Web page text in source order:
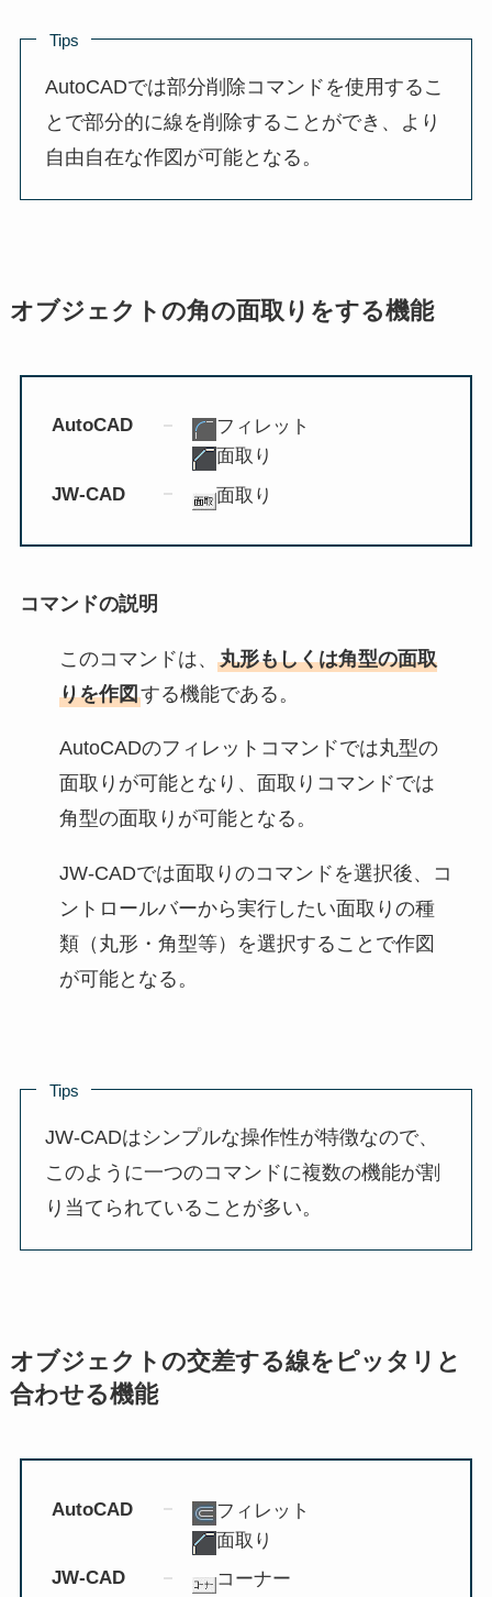
Tips
AutoCADでは部分削除コマンドを使用するこ
とで部分的に線を削除することができ、より
自由自在な作図が可能となる。
オブジェクトの角の面取りをする機能
AutoCAD
フィレット
面取り
JW-CAD
面取り
コマンドの説明
このコマンドは、 丸形もしくは角型の面取
りを作図する機能である。
AutoCADのフィレットコマンドでは丸型の
面取りが可能となり、面取りコマンドでは
角型の面取りが可能となる。
JW-CADでは面取りのコマンドを選択後、コ
ントロールバーから実行したい面取りの種
類（丸形・角型等）を選択することで作図
が可能となる。
Tips
JW-CADはシンプルな操作性が特徴なので、
このように一つのコマンドに複数の機能が割
り当てられていることが多い。
オブジェクトの交差する線をピッタリと
合わせる機能
AutoCAD
フィレット
面取り
JW-CAD
コーナー